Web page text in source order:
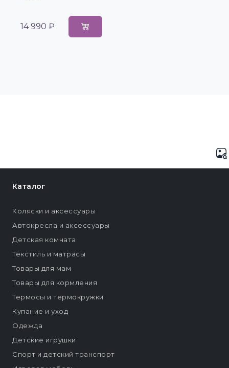
14 990 ₽
Каталог
Коляски и аксессуары
Автокресла и аксессуары
Детская комната
Текстиль и матрасы
Товары для мам
Товары для кормления
Термосы и термокружки
Купание и уход
Одежда
Детские игрушки
Спорт и детский транспорт